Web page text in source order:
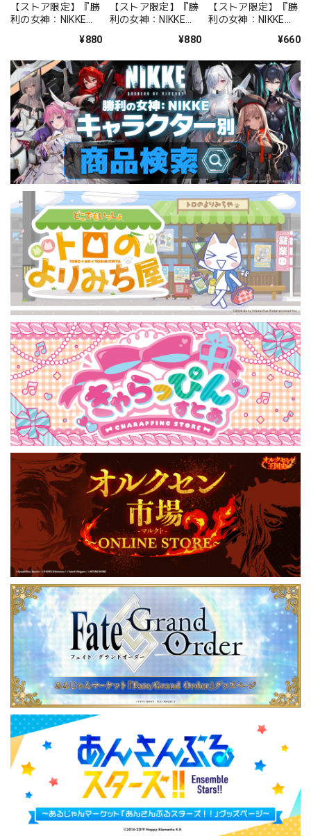
【ストア限定】『勝
利の女神：NIKKE』
風ステッカーセット
¥880
【ストア限定】『勝
利の女神：NIKKE』
風ステッカーセット
¥880
【ストア限定】『勝
利の女神：NIKKE』
ステッカー ミルク¥660